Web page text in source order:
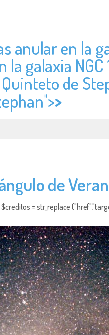
anular en la
galaxia NGC
de
>
de
= str_replace